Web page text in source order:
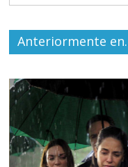
Anteriormente